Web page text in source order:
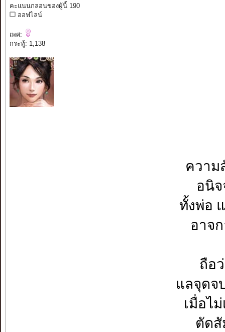
คะแนนกลอนของผู้นี้ 190
ออฟไลน์
เพศ:
กระทู้: 1,138
ความ
อนิ
ทั้งพ่อ
อาจ
ถือ
แลจุดจ
เมื่อไ
ตัด